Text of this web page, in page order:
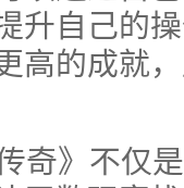
升自己的
高的成就
奇》不仅